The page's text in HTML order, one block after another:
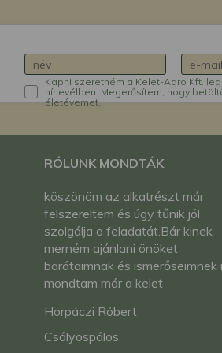
Kapni szeretném a Kelet-Agro Kft.
hírlevélben. Megerősítem, hogy
életévemet.
RÓLUNK MONDTÁK
köszönöm az alkatrészt már
felszereltem és úgy tűnik jól
szolgálja a feladatát.Bár kinek
merném ajánlani önöket
barátaimnak és ismerőseimnek
mondtam már a kelet
önökhöz fogok
Horpáczi Róbert
Csólyospálos